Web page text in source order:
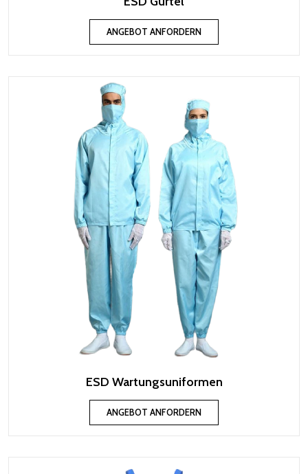
ANGEBOT ANFORDERN
ESD Wartungsuniformen
ANGEBOT ANFORDERN